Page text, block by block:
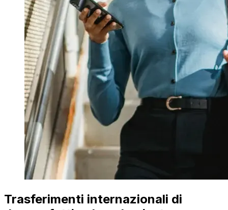
Trasferimenti internazionali di